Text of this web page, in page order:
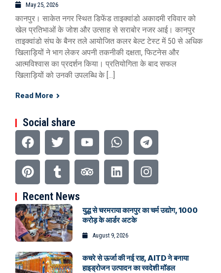
May 25, 2026
कानपुर। साकेत नगर स्थित डिफेंड ताइक्वांडो अकादमी रविवार को
खेल प्रतिभाओं के जोश और उत्साह से सराबोर नजर आई। कानपुर
ताइक्वांडो संघ के बैनर तले आयोजित कलर बेल्ट टेस्ट में 50 से अधिक
खिलाड़ियों ने भाग लेकर अपनी तकनीकी दक्षता, फिटनेस और
आत्मविश्वास का प्रदर्शन किया। प्रतियोगिता के बाद सफल
खिलाड़ियों को उनकी उपलब्धि के […]
Read More
Social share
Recent News
युद्ध से चरमराया कानपुर का चर्म उद्योग, 1000
करोड़ के आर्डर अटके
August 9, 2026
कचरे से ऊर्जा की नई राह, AITD ने बनाया
हाइड्रोजन उत्पादन का स्वदेशी मॉडल